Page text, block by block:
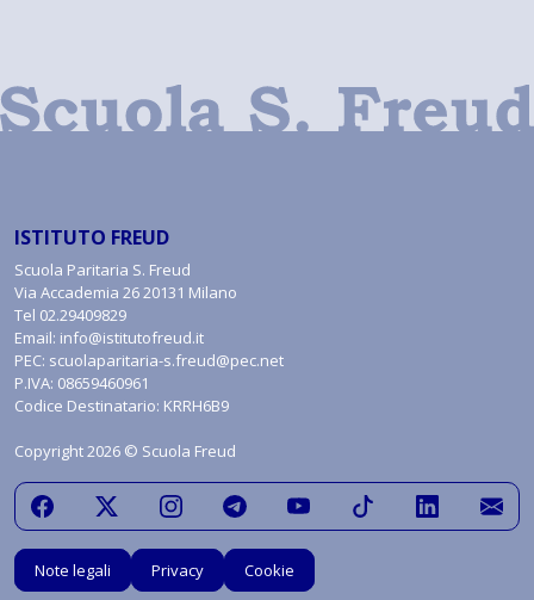
ISTITUTO FREUD
Scuola Paritaria S. Freud
Via Accademia 26 20131 Milano
Tel 02.29409829
Email: info@istitutofreud.it
PEC: scuolaparitaria-s.freud@pec.net
P.IVA: 08659460961
Codice Destinatario: KRRH6B9
Copyright 2026 © Scuola Freud
Note legali Privacy
Cookie